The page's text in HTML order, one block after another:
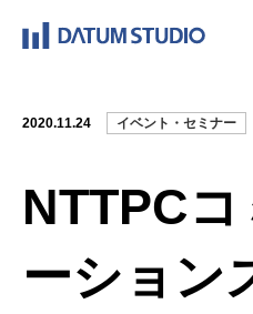
2020.11.24 イベント・セミナー
NTTPC
ーション